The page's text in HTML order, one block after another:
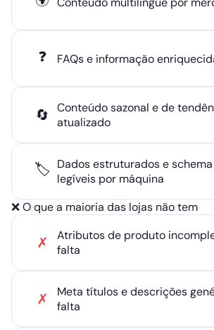
❓ FAQs e informação
🔄
Conteúdo sazonal e de
atualizado
🏷️ Dados estruturados e
legíveis por máquina
❌ O que a maioria das lojas não tem
✗
Atributos de produto
falta
✗
Meta títulos e descrições
falta